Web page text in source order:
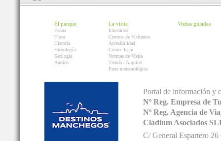
El parque
Fauna
Flora
Historia
Hidrología
Geología
Audios
La visita
Itinerarios
Centros de Visitantes
Accesibilidad
Como llegar
Normas de Visita
Tienda / Alquiler
Parte meteorológico
Visitas guiadas
Portal de información y
Nº Reg. Empresa de
Nº Reg. Agencia de
Cladium Asociados
C/ General Espartero